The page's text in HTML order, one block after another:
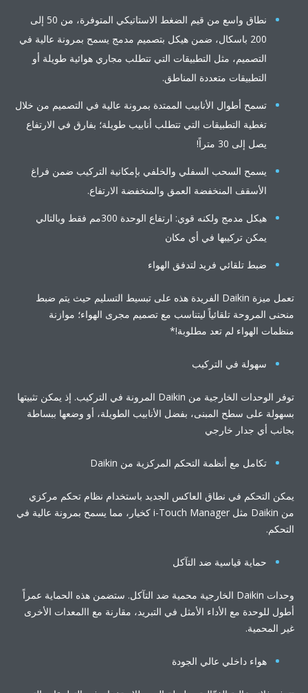
نطاق واسع من قيم الضغط الاستاتيكي المتوفرة، من 50 إلى
200 باسكال، ضمن هيكل بتصميم مدمج يسمح بمرونة عالية في
التصميم، مثل التطبيقات التي تتطلب مجاري هوائية طويلة أو
التطبيقات متعددة المناطق.
تسمح أطوال الأنابيب الممتدة بمرونة عالية في التصميم من خلال
تغطية التطبيقات التي تتطلب أنابيب طويلة؛ بفارق في الارتفاع
يصل إلى 30 متراً!
يسمح السحب السفلي والخلفي بإمكانية التركيب ضمن فراغ
الأسقف المنخفضة العمق والمنخفضة الارتفاع.
هيكل مدمج ولكنه قوي: ارتفاع الوحدة 300مم فقط وبالتالي
يمكن تركيبها في أي مكان
ضبط تلقائي فريد لتدفق الهواء
تعمل ميزة Daikin الفريدة هذه على تبسيط التسليم حيث يتم ضبط
المروحة تلقائياً ليتناسب مع تصميم مجرى الهواء؛ موازنة
الهواء لم تعد مطلوبة!*
سهولة في التركيب
توفر الوحدات الخارجية من Daikin المرونة في التركيب. إذ يمكن تثبيتها
على سطح المبنى، بفضل الأنابيب الطويلة، أو وضعها ببساطة
أي جدار خارجي
تكامل مع أنظمة التحكم المركزية من Daikin
التحكم في نطاق العاكس الجديد باستخدام نظام تحكم مركزي
من Daikin مثل i-Touch Manager كخيار، مما يسمح بمرونة عالية في
حماية قياسية ضد التآكل
وحدات Daikin الخارجية محمية ضد التآكل. ستضمن هذه الحماية عمراً
للوحدة مع الأداء الأمثل في التبريد، مقارنة مع االمعدات الأخرى
المحمية.
هواء داخلي عالي الجودة